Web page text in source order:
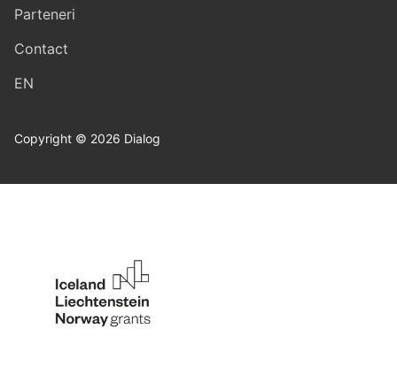
Parteneri
Contact
EN
Copyright © 2026 Dialog